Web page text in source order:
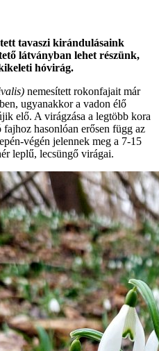
tavaszi kirándulásaink
látványban lehet részünk,
hóvirág.
nemesített rokonfajait már
ugyanakkor a vadon élő
elő. A virágzása a legtöbb kora
hasonlóan erősen függ az
végén jelennek meg a 7-15
leplű, lecsüngő virágai.